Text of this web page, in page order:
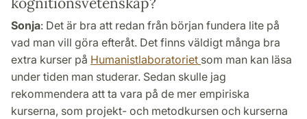
Sonja: Det är bra att redan från början fundera lite på
vad man vill göra efteråt. Det finns väldigt många bra
extra kurser på Humanistlaboratoriet som man kan läsa
under tiden man studerar. Sedan skulle jag
rekommendera att ta vara på de mer empiriska
kurserna, som projekt- och metodkursen och kurserna